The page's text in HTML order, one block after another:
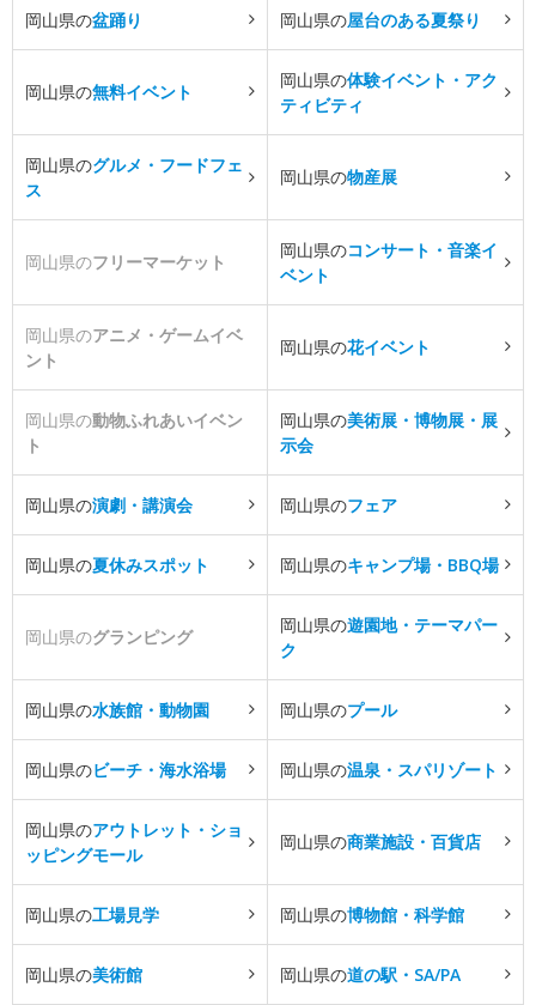
岡山県の盆踊り 岡山県の屋台のある夏祭り
岡山県の無料イベント
岡山県の体験イベント・アク
ティビティ
岡山県のグルメ・フードフェ
ス
岡山県の物産展
岡山県のフリーマーケット
岡山県のコンサート・音楽イ
ベント
岡山県のアニメ・ゲームイベ
ント
岡山県の花イベント
岡山県の動物ふれあいイベン
ト
岡山県の美術展・博物展・展
示会
岡山県の演劇・講演会 岡山県のフェア
岡山県の夏休みスポット 岡山県のキャンプ場・BBQ場
岡山県のグランピング
岡山県の遊園地・テーマパー
ク
岡山県の水族館・動物園 岡山県のプール
岡山県のビーチ・海水浴場 岡山県の温泉・スパリゾート
岡山県のアウトレット・ショ
ッピングモール
岡山県の商業施設・百貨店
岡山県の工場見学 岡山県の博物館・科学館
岡山県の美術館 岡山県の道の駅・SA/PA